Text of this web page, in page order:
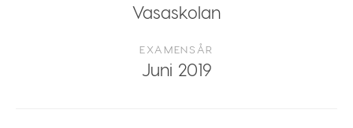
Vasaskolan
EXAMENSÅR
Juni 2019